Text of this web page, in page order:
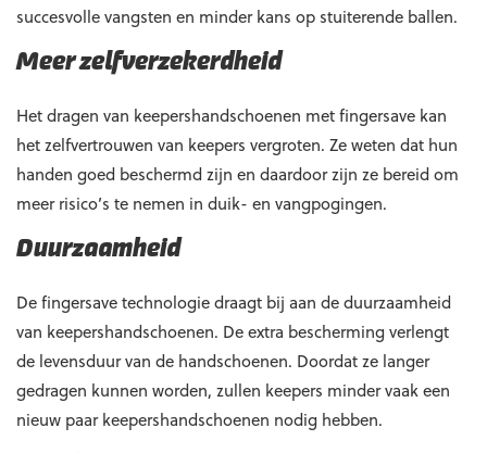
succesvolle vangsten en minder kans op stuiterende ballen.
Meer zelfverzekerdheid
Het dragen van keepershandschoenen met fingersave kan
het zelfvertrouwen van keepers vergroten. Ze weten dat hun
handen goed beschermd zijn en daardoor zijn ze bereid om
meer risico’s te nemen in duik- en vangpogingen.
Duurzaamheid
De fingersave technologie draagt bij aan de duurzaamheid
van keepershandschoenen. De extra bescherming verlengt
de levensduur van de handschoenen. Doordat ze langer
gedragen kunnen worden, zullen keepers minder vaak een
nieuw paar keepershandschoenen nodig hebben.